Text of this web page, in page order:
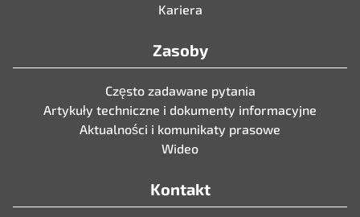
Kariera
Zasoby
Często zadawane pytania
Artykuły techniczne i dokumenty informacyjne
Aktualności i komunikaty prasowe
Wideo
Kontakt